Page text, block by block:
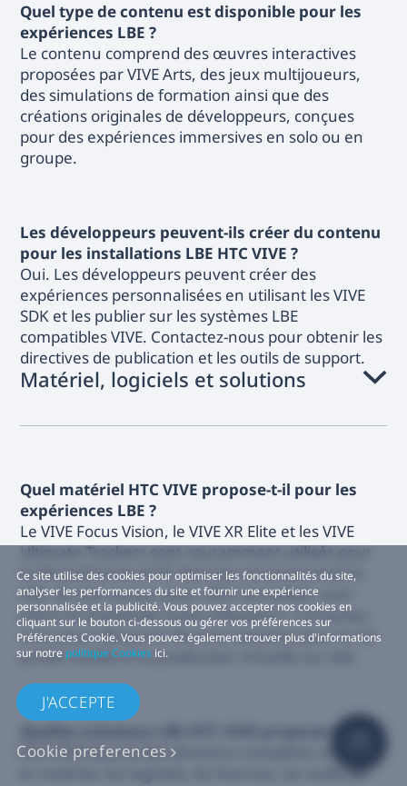
Quel type de contenu est disponible pour les
expériences LBE ?
Le contenu comprend des œuvres interactives
proposées par VIVE Arts, des jeux multijoueurs,
des simulations de formation ainsi que des
créations originales de développeurs, conçues
pour des expériences immersives en solo ou en
groupe.
Les développeurs peuvent-ils créer du contenu
pour les installations LBE HTC VIVE ?
Oui. Les développeurs peuvent créer des
expériences personnalisées en utilisant les VIVE
SDK et les publier sur les systèmes LBE
compatibles VIVE. Contactez-nous pour obtenir les
directives de publication et les outils de support.
Matériel, logiciels et solutions
Quel matériel HTC VIVE propose-t-il pour les
expériences LBE ?
Le VIVE Focus Vision, le VIVE XR Elite et les VIVE
Ultimate Trackers sont couramment utilisés pour
la VR autonome et PC dans les environnements
LBE. Ils sont conçus pour offrir durabilité, suivi
précis et évolutivité multi-utilisateurs. Contactez-
nous pour découvrir d’autres solutions pour la 5G
privée mobile et la production virtuelle sur site.
Quelles solutions LBE HTC VIVE propose-t-il ?
HTC VIVE fournit des solutions complètes incluant
le matériel, les logiciels, les licences, les outils de
Ce site utilise des cookies pour optimiser les fonctionnalités du site,
analyser les performances du site et fournir une expérience
personnalisée et la publicité. Vous pouvez accepter nos cookies en
cliquant sur le bouton ci-dessous ou gérer vos préférences sur
Préférences Cookie. Vous pouvez également trouver plus d'informations
sur notre politique Cookies ici.
J'ACCEPTE
Cookie preferences